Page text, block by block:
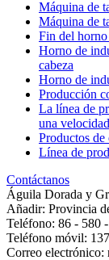
Máquina de
Máquina de
Fin del
Horno de
cabeza
Horno de
Producción
La línea de
una
Productos de
Línea de
Contáctanos
Águila Dorada y
Añadir: Provincia
Teléfono: 86 - 580
Teléfono móvil:
Correo electrónico: